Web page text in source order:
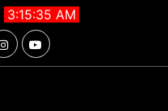
3:15:37 AM